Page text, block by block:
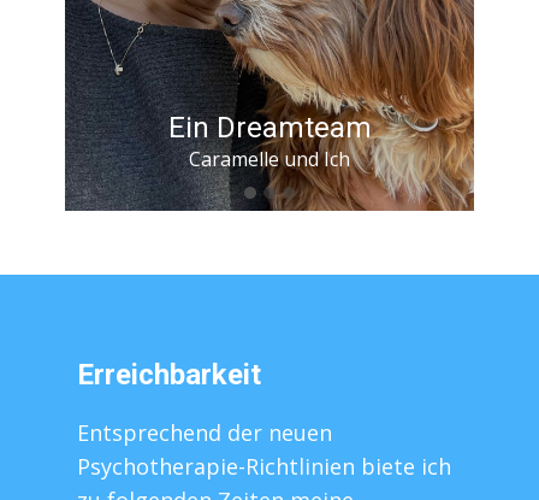
Caramella
Ich bin geduldig und beobachte
gerne
Erreichbarkeit
Entsprechend der neuen
Psychotherapie-Richtlinien biete ich